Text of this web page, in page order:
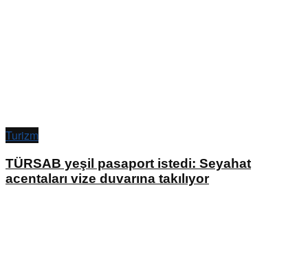
Turizm
TÜRSAB yeşil pasaport istedi: Seyahat
acentaları vize duvarına takılıyor